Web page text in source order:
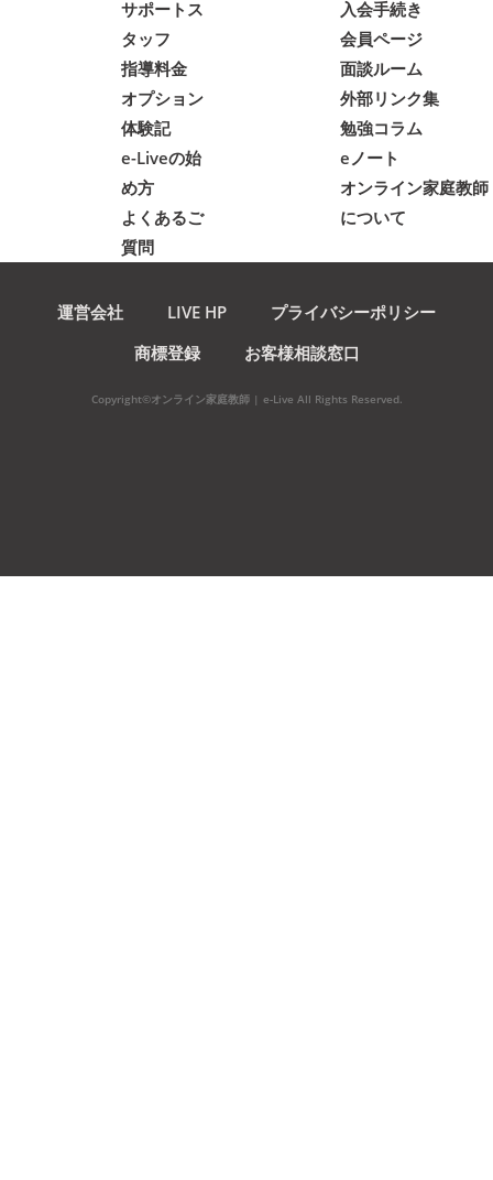
サポートス
タッフ
指導料金
オプション
体験記
e-Liveの始
め方
よくあるご
質問
入会手続き
会員ページ
面談ルーム
外部リンク集
勉強コラム
eノート
オンライン家庭教師
について
運営会社 LIVE HP
プライバシーポリシー
商標登録
お客様相談窓口
Copyright©オンライン家庭教師 | e-Live All Rights Reserved.